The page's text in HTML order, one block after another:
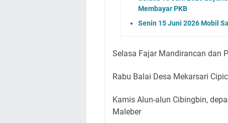
Membayar PKB
Senin 15 Juni 2026 Mobil
Selasa Fajar Mandirancan dan
Rabu Balai Desa Mekarsari
Kamis Alun-alun Cibingbin,
Maleber